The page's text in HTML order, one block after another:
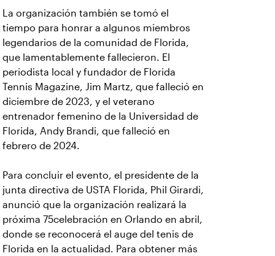
La organización también se tomó el
tiempo para honrar a algunos miembros
legendarios de la comunidad de Florida,
que lamentablemente fallecieron. El
periodista local y fundador de Florida
Tennis Magazine, Jim Martz, que falleció en
diciembre de 2023, y el veterano
entrenador femenino de la Universidad de
Florida, Andy Brandi, que falleció en
febrero de 2024.
Para concluir el evento, el presidente de la
junta directiva de USTA Florida, Phil Girardi,
anunció que la organización realizará la
próxima 75celebración en Orlando en abril,
donde se reconocerá el auge del tenis de
Florida en la actualidad. Para obtener más